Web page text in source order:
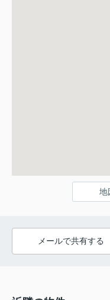
地
メールで共有する